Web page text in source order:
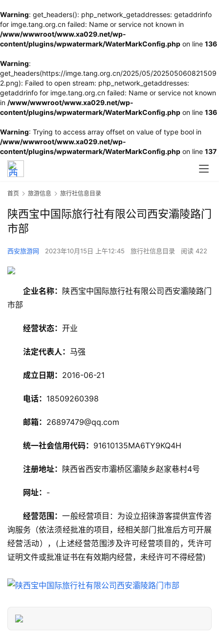
Warning: get_headers(): php_network_getaddresses: getaddrinfo
for imge.tang.org.cn failed: Name or service not known in
/www/wwwroot/www.xa029.net/wp-
content/plugins/wpwatermark/WaterMarkConfig.php on line 136
Warning:
get_headers(https://imge.tang.org.cn/2025/05/202505060821509
2.png): Failed to open stream: php_network_getaddresses:
getaddrinfo for imge.tang.org.cn failed: Name or service not known
in /www/wwwroot/www.xa029.net/wp-
content/plugins/wpwatermark/WaterMarkConfig.php on line 136
Warning: Trying to access array offset on value of type bool in
/www/wwwroot/www.xa029.net/wp-
content/plugins/wpwatermark/WaterMarkConfig.php on line 137
热
门
点
旅
游
信
首页 旅游信息 旅行社信息目录
陕西宝中国际旅行社有限公司西安灞陵路门
市部
西安旅游网 2023年10月15日 上午12:45 旅行社信息目录 阅读 422
企业名称： 陕西宝中国际旅行社有限公司西安灞陵路门
市部
经营状态： 开业
法定代表人： 马强
成立日期： 2016-06-21
电话： 18509260398
邮箱： 26897479@qq.com
统一社会信用代码： 91610135MA6TY9KQ4H
注册地址： 陕西省西安市灞桥区灞陵乡赵家巷村4号
网址： -
经营范围：一般经营项目：为设立招徕游客提供宣传咨
询服务（依法须经批准的项目，经相关部门批准后方可开展
经营活动），(上述经营范围涉及许可经营项目的，凭许可
证明文件或批准证书在有效期内经营，未经许可不得经营)